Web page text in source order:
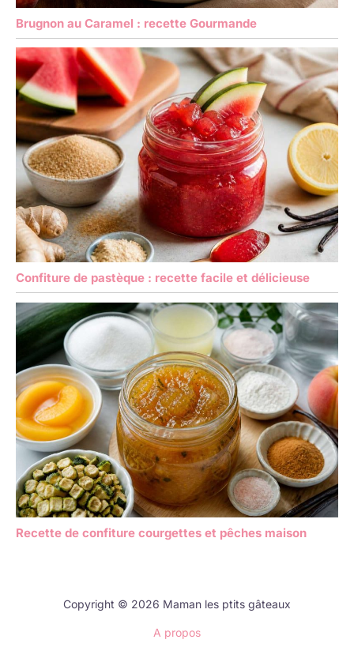
Brugnon au Caramel : recette Gourmande
Confiture de pastèque : recette facile et délicieuse
Recette de confiture courgettes et pêches maison
Copyright © 2026 Maman les ptits gâteaux
A propos